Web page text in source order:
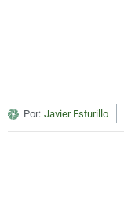
Por: Javier Esturillo